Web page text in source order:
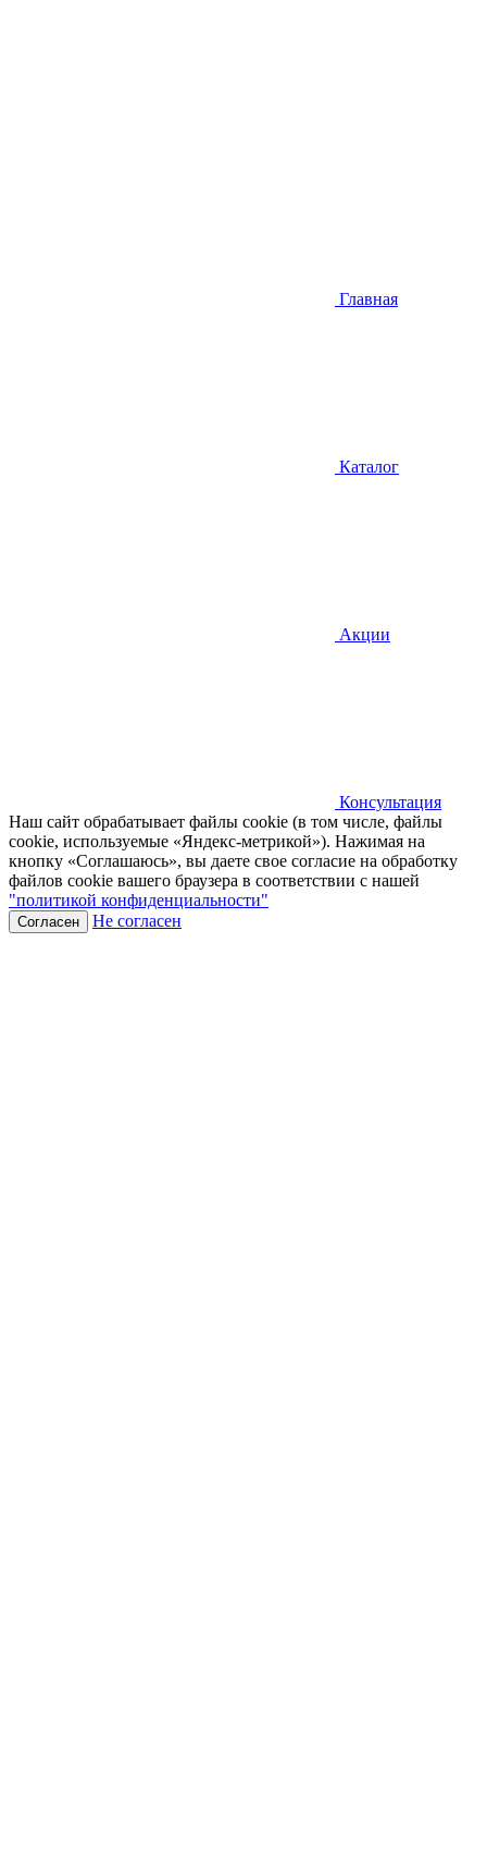
Главная
Каталог
Акции
Консультация
Наш сайт обрабатывает файлы cookie (в том числе, файлы
cookie, используемые «Яндекс-метрикой»). Нажимая на
кнопку «Соглашаюсь», вы даете свое согласие на обработку
файлов cookie вашего браузера в соответствии с нашей
"политикой конфиденциальности"
Согласен Не согласен